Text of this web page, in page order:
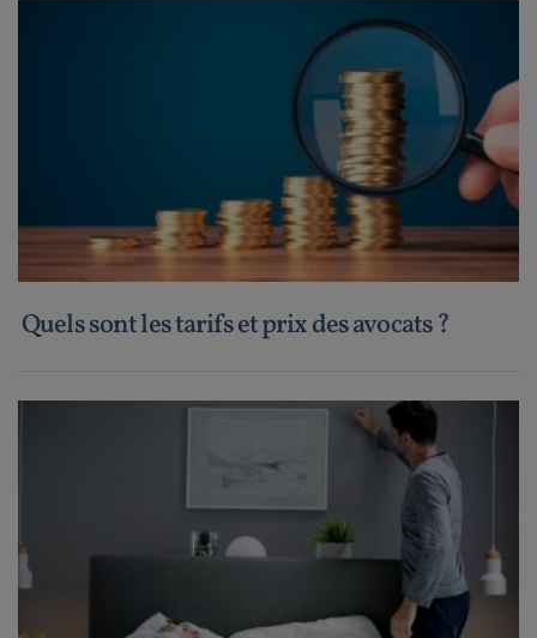
Quels sont les tarifs et prix des avocats ?